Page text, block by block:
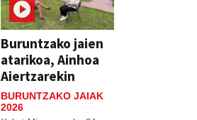
Buruntzako jaien
atarikoa, Ainhoa
Aiertzarekin
BURUNTZAKO JAIAK
2026